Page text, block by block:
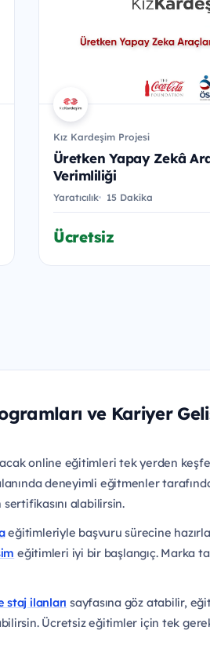
Kız Kardeşim Projesi
Üretken Yapay Zekâ
Verimliliği
Yaratıcılık 15 Dakika
Ücretsiz
ve Kariyer
online eğitimleri tek yerden
deneyimli eğitmenler
alabilirsin.
eğitimleriyle başvuru sürecine
eğitimleri iyi bir başlangıç. Marka
staj ilanları sayfasına göz atabilir,
Ücretsiz eğitimler için tek